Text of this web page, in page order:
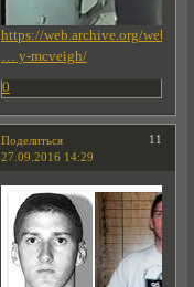
https://web.archive.org/web/
… y-mcveigh/
0
Поделиться
11
27.09.2016 14:29